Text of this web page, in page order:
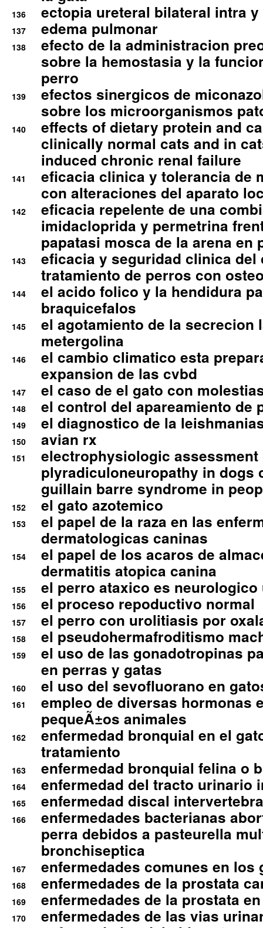
136 ectopia ureteral bilateral intra
137 edema pulmonar
138
efecto de la administracion
sobre la hemostasia y la
perro
139
efectos sinergicos de
sobre los microorganismos
140
effects of dietary protein and
clinically normal cats and in
induced chronic renal failure
141
eficacia clinica y tolerancia de
con alteraciones del aparato
142
eficacia repelente de una
imidacloprida y permetrina
papatasi mosca de la arena en
143
eficacia y seguridad clinica del
tratamiento de perros con
144
el acido folico y la hendidura
braquicefalos
145
el agotamiento de la secrecion
metergolina
146
el cambio climatico esta
expansion de las cvbd
147 el caso de el gato con
148 el control del apareamiento de
149 el diagnostico de la
150 avian rx
151
electrophysiologic assessment
plyradiculoneuropathy in dogs
guillain barre syndrome in
152 el gato azotemico
153
el papel de la raza en las
dermatologicas caninas
154
el papel de los acaros de
dermatitis atopica canina
155 el perro ataxico es
156 el proceso repoductivo normal
157 el perro con urolitiasis por
158 el pseudohermafroditismo
159
el uso de las gonadotropinas
en perras y gatas
160 el uso del sevofluorano en
161
empleo de diversas hormonas
pequeÃ±os animales
162
enfermedad bronquial en el
tratamiento
163 enfermedad bronquial felina o
164 enfermedad del tracto urinario
165 enfermedad discal
166
enfermedades bacterianas
perra debidos a pasteurella
bronchiseptica
167 enfermedades comunes en los
168 enfermedades de la prostata
169 enfermedades de la prostata
170 enfermedades de las vias